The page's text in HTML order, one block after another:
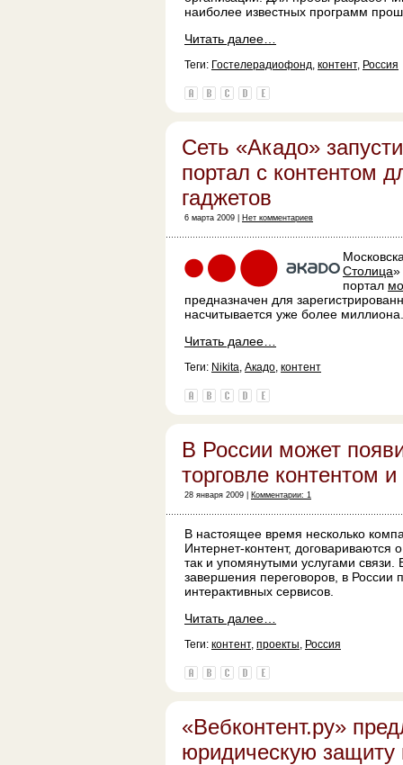
наиболее известных программ
Читать далее…
Теги: Гостелерадиофонд, контент, Россия
Сеть «Акадо»
портал с контентом
гаджетов
6 марта 2009 | Нет комментариев
Столица»
портал
предназначен для
насчитывается уже более миллиона.
Читать далее…
Теги: Nikita, Акадо, контент
В России может
торговле контентом
28 января 2009 | Комментарии: 1
В настоящее время несколько
Интернет-контент, договариваются
так и упомянутыми услугами
завершения переговоров, в России
интерактивных сервисов.
Читать далее…
Теги: контент, проекты, Россия
«Вебконтент.ру»
юридическую защиту